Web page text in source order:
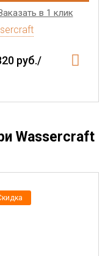
в 1 клик
руб./
Wassercraft